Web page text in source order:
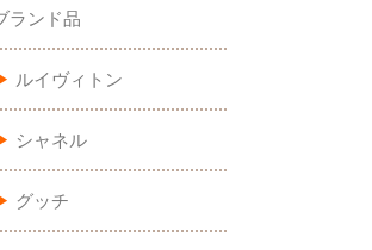
ランド品
ルイヴィトン
シャネル
グッチ